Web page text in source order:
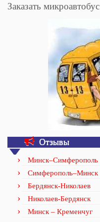
Заказать микроавтобус
Отзывы
Минск–Симферополь
Симферополь–Минск
Бердянск-Николаев
Николаев-Бердянск
Минск – Кременчуг